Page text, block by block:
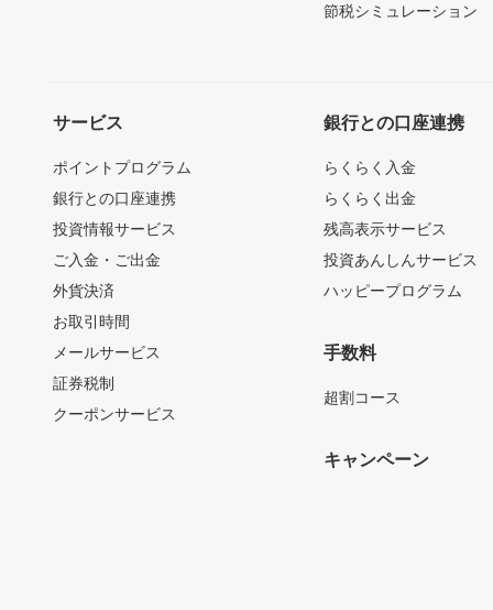
節税シミュレーション
サービス
ポイントプログラム
銀行との口座連携
投資情報サービス
ご入金・ご出金
外貨決済
お取引時間
メールサービス
証券税制
クーポンサービス
銀行との口座連携
らくらく入金
らくらく出金
残高表示サービス
投資あんしんサービス
ハッピープログラム
手数料
超割コース
キャンペーン